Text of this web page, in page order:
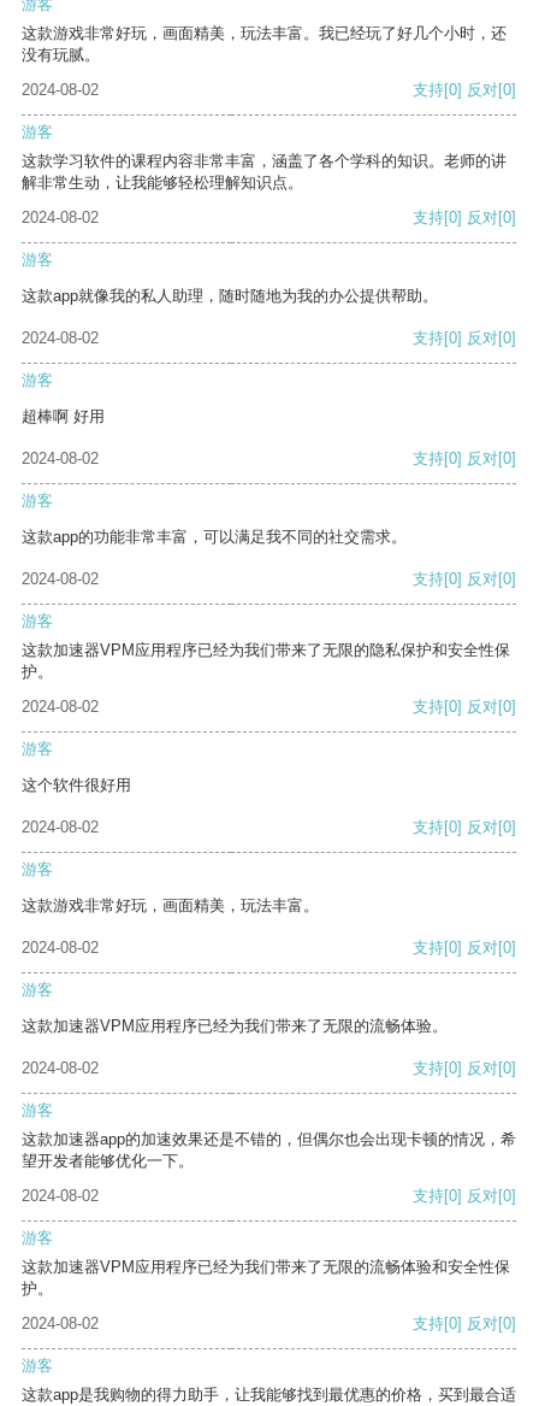
游客
这款游戏非常好玩，画面精美，玩法丰富。我已经玩了好几个小时，还
没有玩腻。
2024-08-02
支持[0] 反对[0]
游客
这款学习软件的课程内容非常丰富，涵盖了各个学科的知识。老师的讲
解非常生动，让我能够轻松理解知识点。
2024-08-02
支持[0] 反对[0]
游客
这款app就像我的私人助理，随时随地为我的办公提供帮助。
2024-08-02 支持[0] 反对[0]
游客
超棒啊 好用
2024-08-02 支持[0] 反对[0]
游客
这款app的功能非常丰富，可以满足我不同的社交需求。
2024-08-02 支持[0] 反对[0]
游客
这款加速器VPM应用程序已经为我们带来了无限的隐私保护和安全性保
护。
2024-08-02
支持[0] 反对[0]
游客
这个软件很好用
2024-08-02 支持[0] 反对[0]
游客
这款游戏非常好玩，画面精美，玩法丰富。
2024-08-02 支持[0] 反对[0]
游客
这款加速器VPM应用程序已经为我们带来了无限的流畅体验。
2024-08-02 支持[0] 反对[0]
游客
这款加速器app的加速效果还是不错的，但偶尔也会出现卡顿的情况，希
望开发者能够优化一下。
2024-08-02
支持[0] 反对[0]
游客
这款加速器VPM应用程序已经为我们带来了无限的流畅体验和安全性保
护。
2024-08-02
支持[0] 反对[0]
游客
这款app是我购物的得力助手，让我能够找到最优惠的价格，买到最合适